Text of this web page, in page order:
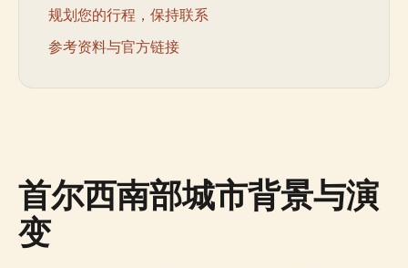
规划您的行程，保持联系
参考资料与官方链接
首尔西南部城市背景与演
变